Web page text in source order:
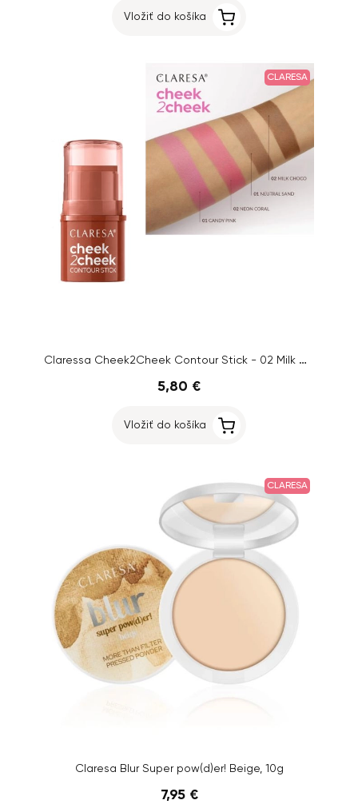
Vložiť do košíka
CLARESA
Claressa Cheek2Cheek Contour Stick - 02 Milk Choco
5,80 €
Vložiť do košíka
CLARESA
Claresa Blur Super pow(d)er! Beige, 10g
7,95 €